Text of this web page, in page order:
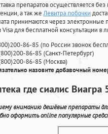
препаратов осуществляется
а так же Левитра побочки
принимаются через электронные
Visa для бесплатной консультации
)200-86-85 (по России звонок
)200-86-85 (Санкт-Петербург)
)200-86-85 (Москва)
назовите добавочный
где сиалис
вниманию дешёвые препараты
оформить online популярные